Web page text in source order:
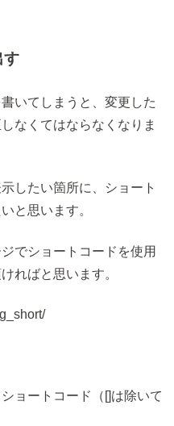
す
いてしまうと、変更した
なくてはならなくなりま
したい箇所に、ショート
と思います。
でショートコードを使用
ればと思います。
ョートコード（[]は除いて